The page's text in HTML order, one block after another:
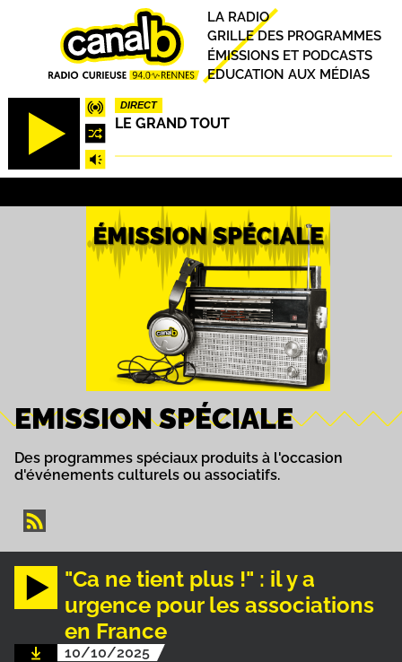
DIRECT
LE GRAND TOUT
Principal
LA RADIO
GRILLE DES PROGRAMMES
ÉMISSIONS ET PODCASTS
EDUCATION AUX MÉDIAS
EMISSION SPÉCIALE
Des programmes spéciaux produits à l'occasion
d'événements culturels ou associatifs.
"Ca ne tient plus !" : il y a
urgence pour les associations
en France
10/10/2025